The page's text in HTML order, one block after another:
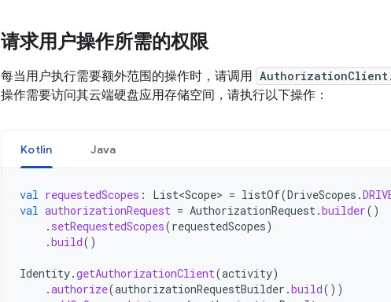
请求用户操作所需的权限
每当用户执行需要额外范围的操作时，请调用
操作需要访问其云端硬盘应用存储空间，请执行以下操作：
Kotlin Java
val requestedScopes : List<Scope> = listOf(DriveScopes .
val authorizationRequest = AuthorizationRequest.builder()
. setRequestedScopes(requestedScopes)
.build()
Identity.getAuthorizationClient(activity)
.authorize(authorizationRequestBuilder .build())